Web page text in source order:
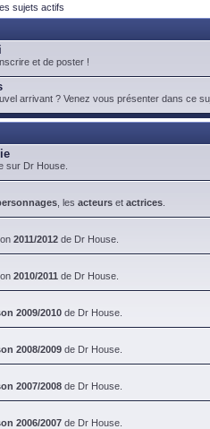
sujets actifs
et de poster !
arrivant ? Venez vous présenter dans ce
sur Dr House.
, les acteurs et actrices
2011/2012 de Dr House.
2010/2011 de Dr House.
2009/2010 de Dr House.
2008/2009 de Dr House.
2007/2008 de Dr House.
2006/2007 de Dr House.